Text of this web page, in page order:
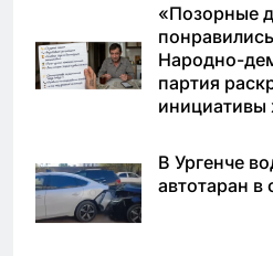
«Позорные
Народно-
партия
инициативы
В Ургенче
автотаран в